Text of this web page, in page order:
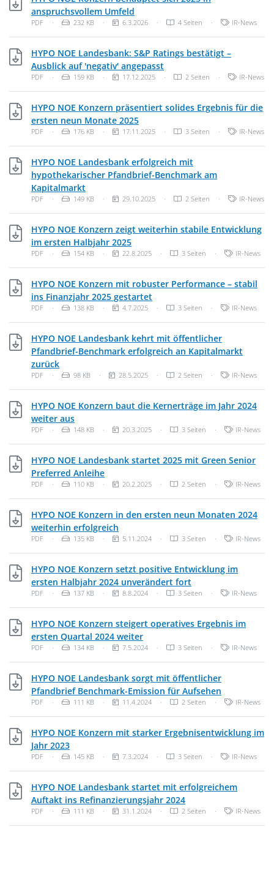
anspruchsvollem Umfeld
Dateityp: PDF-Dokument
PDF · Dateigröße:
232 KB · Veröffentlichungsdatum:
6.3.2026 · 4 Seiten · Kategorien:
IR-News
HYPO NOE Landesbank: S&P Ratings bestätigt –
Ausblick auf 'negativ' angepasst
Dateityp: PDF-Dokument
PDF · Dateigröße:
159 KB · Veröffentlichungsdatum:
17.12.2025 · 2 Seiten · Kategorien:
IR-News
HYPO NOE Konzern präsentiert solides Ergebnis für die
ersten neun Monate 2025PDF, 176 KB
Dateityp: PDF-Dokument
PDF · Dateigröße:
176 KB · Veröffentlichungsdatum:
17.11.2025 · 3 Seiten · Kategorien:
IR-News
HYPO NOE Landesbank erfolgreich mit
hypothekarischer Pfandbrief-Benchmark am
Kapitalmarkt
Dateityp: PDF-Dokument
PDF · Dateigröße:
149 KB · Veröffentlichungsdatum:
29.10.2025 · 2 Seiten · Kategorien:
IR-News
HYPO NOE Konzern zeigt weiterhin stabile Entwicklung
im ersten Halbjahr 2025PDF, 154 KB
Dateityp: PDF-Dokument
PDF · Dateigröße:
154 KB · Veröffentlichungsdatum:
22.8.2025 · 3 Seiten · Kategorien:
IR-News
HYPO NOE Konzern mit robuster Performance – stabil
ins Finanzjahr 2025 gestartet
Dateityp: PDF-Dokument
PDF · Dateigröße:
138 KB · Veröffentlichungsdatum:
4.7.2025 · 3 Seiten · Kategorien:
IR-News
HYPO NOE Landesbank kehrt mit öffentlicher
Pfandbrief-Benchmark erfolgreich an Kapitalmarkt
zurückPDF, 98 KB
Dateityp: PDF-Dokument
PDF · Dateigröße:
98 KB · Veröffentlichungsdatum:
28.5.2025 · 2 Seiten · Kategorien:
IR-News
HYPO NOE Konzern baut die Kernerträge im Jahr 2024
weiter ausPDF, 148 KB
Dateityp: PDF-Dokument
PDF · Dateigröße:
148 KB · Veröffentlichungsdatum:
20.3.2025 · 3 Seiten · Kategorien:
IR-News
HYPO NOE Landesbank startet 2025 mit Green Senior
Preferred AnleihePDF, 110 KB
Dateityp: PDF-Dokument
PDF · Dateigröße:
110 KB · Veröffentlichungsdatum:
20.2.2025 · 2 Seiten · Kategorien:
IR-News
HYPO NOE Konzern in den ersten neun Monaten 2024
weiterhin erfolgreich
Dateityp: PDF-Dokument
PDF · Dateigröße:
135 KB · Veröffentlichungsdatum:
5.11.2024 · 3 Seiten · Kategorien:
IR-News
HYPO NOE Konzern setzt positive Entwicklung im
ersten Halbjahr 2024 unverändert fort
Dateityp: PDF-Dokument
PDF · Dateigröße:
137 KB · Veröffentlichungsdatum:
8.8.2024 · 3 Seiten · Kategorien:
IR-News
HYPO NOE Konzern steigert operatives Ergebnis im
ersten Quartal 2024 weiterPDF, 134 KB
Dateityp: PDF-Dokument
PDF · Dateigröße:
134 KB · Veröffentlichungsdatum:
7.5.2024 · 3 Seiten · Kategorien:
IR-News
HYPO NOE Landesbank sorgt mit öffentlicher
Pfandbrief Benchmark-Emission für Aufsehen
Dateityp: PDF-Dokument
PDF · Dateigröße:
111 KB · Veröffentlichungsdatum:
11.4.2024 · 2 Seiten · Kategorien:
IR-News
HYPO NOE Konzern mit starker Ergebnisentwicklung im
Jahr 2023PDF, 145 KB
Dateityp: PDF-Dokument
PDF · Dateigröße:
145 KB · Veröffentlichungsdatum:
7.3.2024 · 3 Seiten · Kategorien:
IR-News
HYPO NOE Landesbank startet mit erfolgreichem
Auftakt ins Refinanzierungsjahr 2024PDF, 111 KB
Dateityp: PDF-Dokument
PDF · Dateigröße:
111 KB · Veröffentlichungsdatum:
31.1.2024 · 2 Seiten · Kategorien:
IR-News